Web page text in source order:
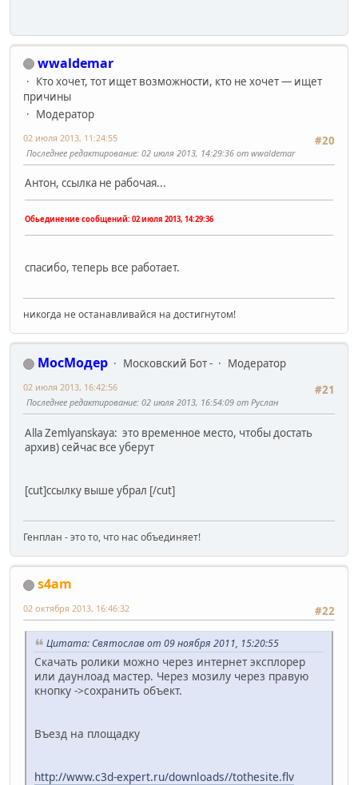
wwaldemar
Кто хочет, тот ищет возможности, кто не хочет — ищет
причины
Модератор
#20
02 июля 2013, 11:24:55
Последнее редактирование: 02 июля 2013, 14:29:36 от wwaldemar
Антон, ссылка не рабочая...
Обьединение сообщений: 02 июля 2013, 14:29:36
спасибо, теперь все работает.
никогда не останавливайся на достигнутом!
МосМодер Московский Бот -
Модератор
#21
02 июля 2013, 16:42:56
Последнее редактирование: 02 июля 2013, 16:54:09 от Руслан
Alla Zemlyanskaya: это временное место, чтобы достать
архив) сейчас все уберут
[cut]ссылку выше убрал [/cut]
Генплан - это то, что нас объединяет!
s4am
#22
02 октября 2013, 16:46:32
Цитата: Святослав от 09 ноября 2011, 15:20:55
Скачать ролики можно через интернет эксплорер
или даунлоад мастер. Через мозилу через правую
кнопку ->сохранить объект.
Въезд на площадку
http://www.c3d-expert.ru/downloads//tothesite.flv